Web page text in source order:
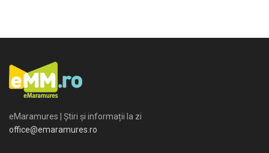
eMaramures | Știri și informații la zi
office@emaramures.ro